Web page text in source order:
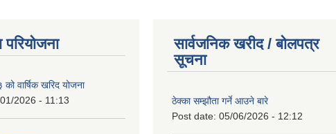
वार्षिक खरिद योजना
2026 - 11:13
सार्वजनिक खरीद / बोलपत्र
सूचना
ठेक्का सम्झौता गर्ने आउने बारे
Post date: 05/06/2026 - 12:12